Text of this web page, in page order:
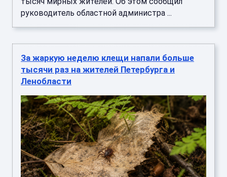
руководитель областной администра ...
За жаркую неделю клещи напали больше
тысячи раз на жителей Петербурга и
Ленобласти